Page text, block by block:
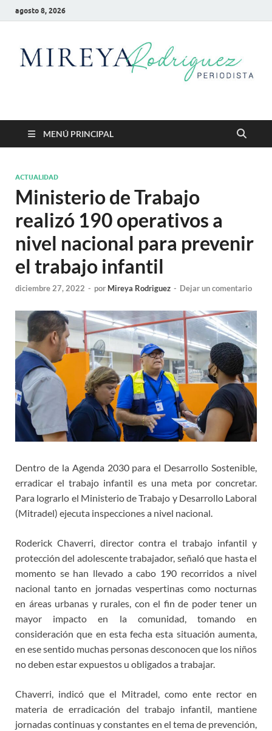
agosto 8, 2026
Mireya Rodriguez
MENÚ PRINCIPAL
ACTUALIDAD
Ministerio de Trabajo
realizó 190 operativos a
nivel nacional para prevenir
el trabajo infantil
diciembre 27, 2022 - por Mireya Rodriguez - Dejar un comentario
Dentro de la Agenda 2030 para el Desarrollo Sostenible,
erradicar el trabajo infantil es una meta por concretar.
Para lograrlo el Ministerio de Trabajo y Desarrollo Laboral
(Mitradel) ejecuta inspecciones a nivel nacional.
Roderick Chaverri, director contra el trabajo infantil y
protección del adolescente trabajador, señaló que hasta el
momento se han llevado a cabo 190 recorridos a nivel
nacional tanto en jornadas vespertinas como nocturnas
en áreas urbanas y rurales, con el fin de poder tener un
mayor impacto en la comunidad, tomando en
consideración que en esta fecha esta situación aumenta,
en ese sentido muchas personas desconocen que los niños
no deben estar expuestos u obligados a trabajar.
Chaverri, indicó que el Mitradel, como ente rector en
materia de erradicación del trabajo infantil, mantiene
jornadas continuas y constantes en el tema de prevención,